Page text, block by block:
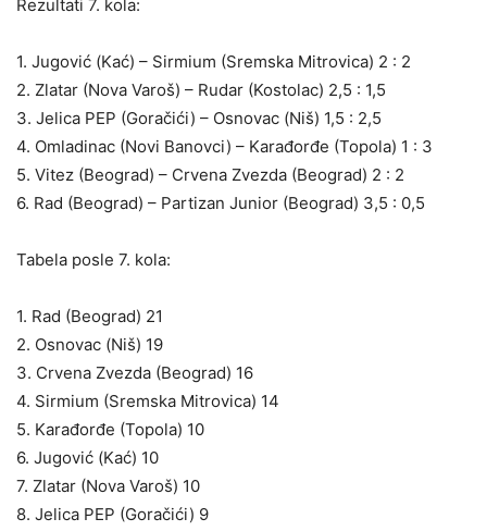
Rezultati 7. kola:
1. Jugović (Kać) – Sirmium (Sremska Mitrovica) 2 : 2
2. Zlatar (Nova Varoš) – Rudar (Kostolac) 2,5 : 1,5
3. Jelica PEP (Goračići) – Osnovac (Niš) 1,5 : 2,5
4. Omladinac (Novi Banovci) – Karađorđe (Topola) 1 : 3
5. Vitez (Beograd) – Crvena Zvezda (Beograd) 2 : 2
6. Rad (Beograd) – Partizan Junior (Beograd) 3,5 : 0,5
Tabela posle 7. kola:
1. Rad (Beograd) 21
2. Osnovac (Niš) 19
3. Crvena Zvezda (Beograd) 16
4. Sirmium (Sremska Mitrovica) 14
5. Karađorđe (Topola) 10
6. Jugović (Kać) 10
7. Zlatar (Nova Varoš) 10
8. Jelica PEP (Goračići) 9